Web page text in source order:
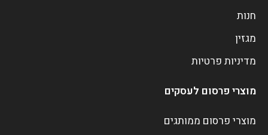
חנות
מגזין
מדיניות פרטיות
מוצרי פרסום לעסקים
מוצרי פרסום ממותגים